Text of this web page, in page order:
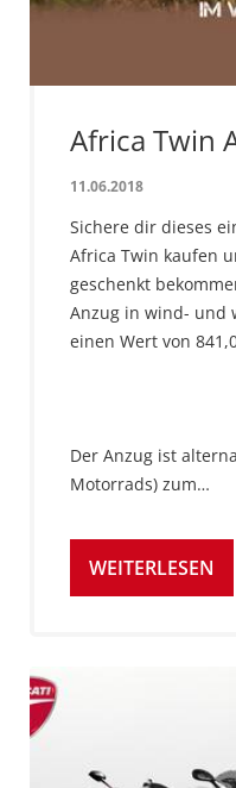
Africa Twin
11.06.2018
Sichere dir dieses
Africa Twin kaufen
geschenkt
Anzug in wind- und
einen Wert von
Der Anzug ist
Motorrads) zum…
WEITERLESEN